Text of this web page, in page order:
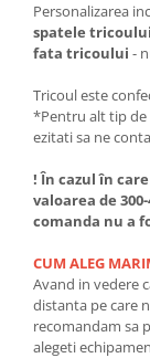
Personalizarea
spatele
fata tricoului -
Tricoul este
*Pentru alt tip de
ezitati sa ne
! În cazul în
valoarea de
comanda nu a
CUM ALEG
Avand in vedere
distanta pe care
recomandam sa
alegeti